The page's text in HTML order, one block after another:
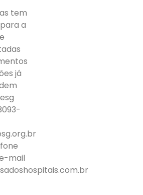
tem
a
já
mail